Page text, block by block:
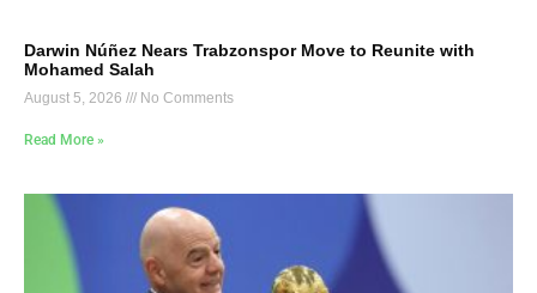
Darwin Núñez Nears Trabzonspor Move to Reunite with
Mohamed Salah
August 5, 2026 No Comments
Read More »